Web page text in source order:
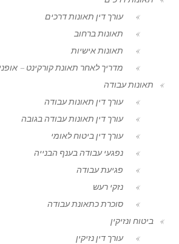
עורך דין תאונות דרכים
תאונות ברחוב
תאונות אישיות
מדריך לאחר תאונת קורקינט –
תאונות עבודה
עורך דין תאונות עבודה
עורך דין תאונות עבודה בגובה
עורך דין ביטוח לאומי
נפגעי עבודה בענף הבנייה
פגיעת עבודה
נזקי רעש
סוכרת כתאונת עבודה
ביטוח ונזיקין
עורך דין נזיקין